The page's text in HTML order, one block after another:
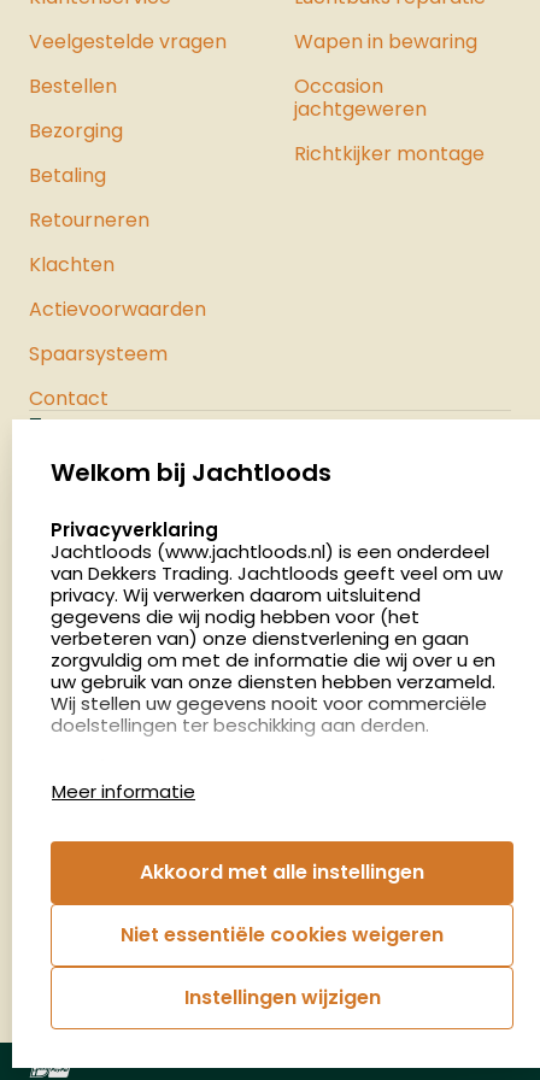
tripod socketCompact case size 4.25” x
3.5” x 2.5”Timelapse Plus camera mode
with IR triggered imagesCompatible
with Buck Watch Timelapse viewer
software
Veelgestelde vragen
Bestellen
Bezorging
Betaling
Retourneren
Klachten
Actievoorwaarden
Spaarsysteem
Contact
Wapen in bewaring
Occasion
jachtgeweren
Richtkijker montage
Palenrij 1
Nederland
4.8
2886 beoordelingen
Openingstijden
Dinsdag en donderdag: 13:00 - 17:00 én 18:00 - 21:00
uur
Afspraak maken
Nieuwsbrief
€5,- kortingsbon voor uw volgende bestelling.
Blijf op de hoogte van het laatste nieuws
Welkom bij Jachtloods
select language
Privacyverklaring
Jachtloods (www.jachtloods.nl) is een onderdeel
van Dekkers Trading. Jachtloods geeft veel om uw
privacy. Wij verwerken daarom uitsluitend
gegevens die wij nodig hebben voor (het
verbeteren van) onze dienstverlening en gaan
zorgvuldig om met de informatie die wij over u en
uw gebruik van onze diensten hebben verzameld.
Wij stellen uw gegevens nooit voor commerciële
doelstellingen ter beschikking aan derden.
gebruiken en hoe effectief de Adwords-
advertenties van Dekkers trading bij Google
zoekresultaatpagina’s zijn. De aldus verkregen
informatie wordt, met inbegrip van het adres van
uw computer (IP-adres), overgebracht naar en
door Google opgeslagen op servers in de
Verenigde Staten. Lees het privacybeleid van
Google voor meer informatie. U treft ook het
Google gebruikt deze informatie om bij te houden
Meer informatie
Akkoord met alle instellingen
Niet essentiële cookies weigeren
Instellingen wijzigen